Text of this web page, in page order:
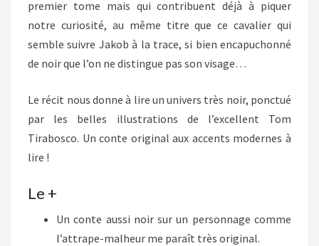
premier tome mais qui contribuent déjà à piquer
notre curiosité, au même titre que ce cavalier qui
semble suivre Jakob à la trace, si bien encapuchonné
de noir que l’on ne distingue pas son visage…
Le récit nous donne à lire un univers très noir, ponctué
par les belles illustrations de l’excellent Tom
Tirabosco. Un conte original aux accents modernes à
lire !
Le +
Un conte aussi noir sur un personnage comme
l’attrape-malheur me paraît très original.